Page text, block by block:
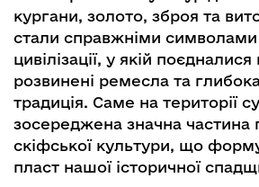
кургани, золото, зброя та
стали справжніми символами
цивілізації, у якій
розвинені ремесла та
традиція. Саме на території
зосереджена значна частина
скіфської культури, що
пласт нашої історичної